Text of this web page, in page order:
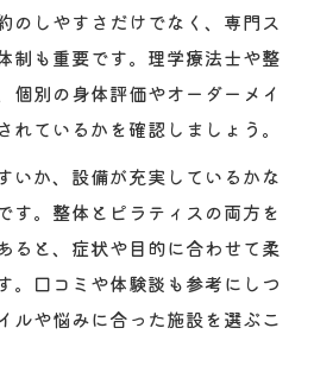
のしやすさだけでなく、専門ス
制も重要です。理学療法士や整
個別の身体評価やオーダーメイ
れているかを確認しましょう。
いか、設備が充実しているかな
す。整体とピラティスの両方を
ると、症状や目的に合わせて柔
。口コミや体験談も参考にしつ
ルや悩みに合った施設を選ぶこ